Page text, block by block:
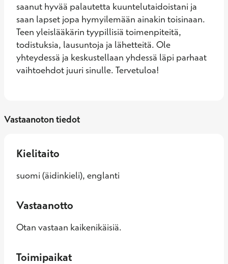
saanut hyvää palautetta kuuntelutaidoistani ja
saan lapset jopa hymyilemään ainakin toisinaan.
Teen yleislääkärin tyypillisiä toimenpiteitä,
todistuksia, lausuntoja ja lähetteitä. Ole
yhteydessä ja keskustellaan yhdessä läpi parhaat
vaihtoehdot juuri sinulle. Tervetuloa!
Vastaanoton tiedot
Kielitaito
suomi (äidinkieli), englanti
Vastaanotto
Otan vastaan kaikenikäisiä.
Toimipaikat